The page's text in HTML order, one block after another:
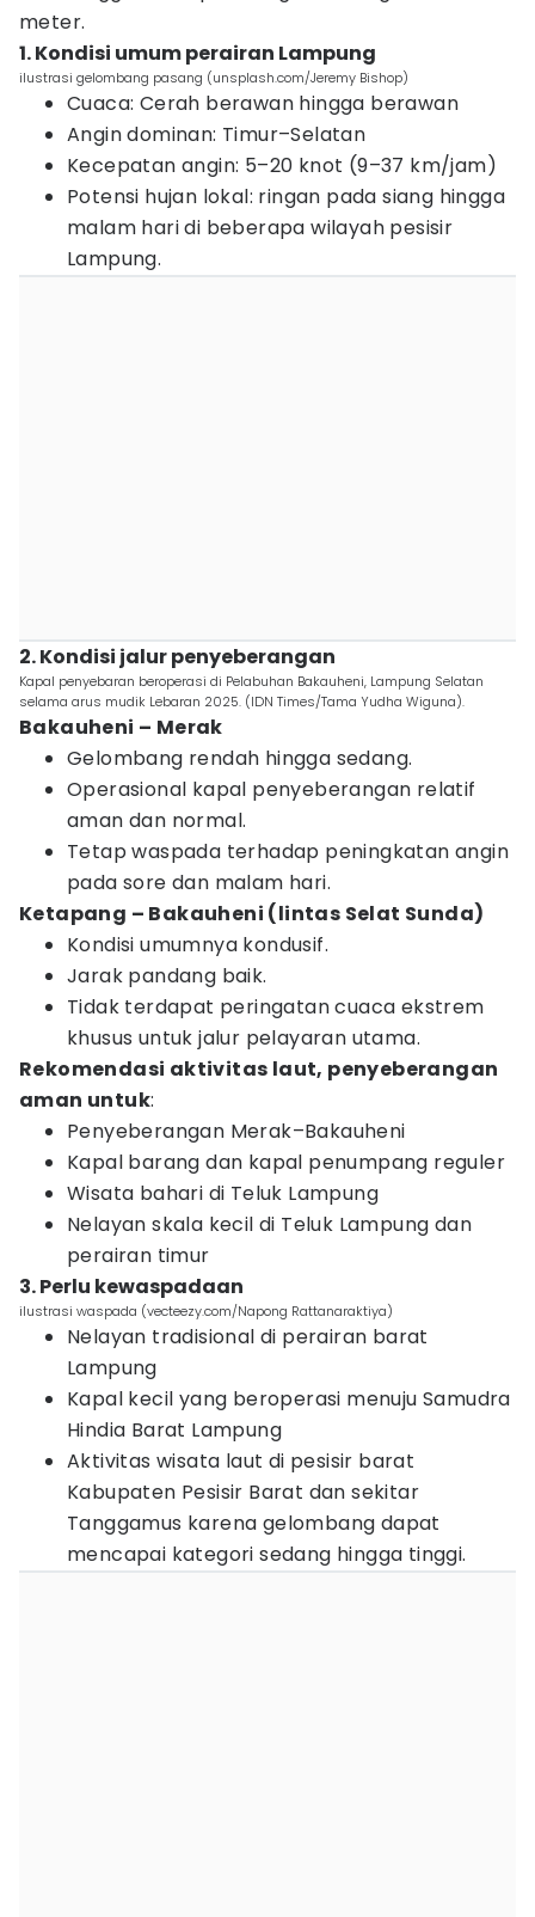
meter.
1. Kondisi umum perairan Lampung
ilustrasi gelombang pasang (unsplash.com/Jeremy Bishop)
Cuaca: Cerah berawan hingga berawan
Angin dominan: Timur–Selatan
Kecepatan angin: 5–20 knot (9–37 km/jam)
Potensi hujan lokal: ringan pada siang hingga
malam hari di beberapa wilayah pesisir
Lampung.
2. Kondisi jalur penyeberangan
Kapal penyebaran beroperasi di Pelabuhan Bakauheni, Lampung Selatan
selama arus mudik Lebaran 2025. (IDN Times/Tama Yudha Wiguna).
Bakauheni – Merak
Gelombang rendah hingga sedang.
Operasional kapal penyeberangan relatif
aman dan normal.
Tetap waspada terhadap peningkatan angin
pada sore dan malam hari.
Ketapang – Bakauheni (lintas Selat Sunda)
Kondisi umumnya kondusif.
Jarak pandang baik.
Tidak terdapat peringatan cuaca ekstrem
khusus untuk jalur pelayaran utama.
Rekomendasi aktivitas laut, penyeberangan
aman untuk:
Penyeberangan Merak–Bakauheni
Kapal barang dan kapal penumpang reguler
Wisata bahari di Teluk Lampung
Nelayan skala kecil di Teluk Lampung dan
perairan timur
3. Perlu kewaspadaan
ilustrasi waspada (vecteezy.com/Napong Rattanaraktiya)
Nelayan tradisional di perairan barat
Lampung
Kapal kecil yang beroperasi menuju Samudra
Hindia Barat Lampung
Aktivitas wisata laut di pesisir barat
Kabupaten Pesisir Barat dan sekitar
Tanggamus karena gelombang dapat
mencapai kategori sedang hingga tinggi.